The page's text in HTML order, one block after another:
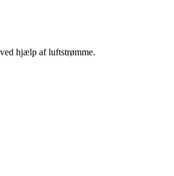
hjælp af luftstrømme.